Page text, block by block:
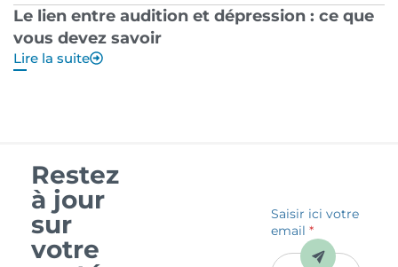
Le lien entre audition et dépression : ce que
vous devez savoir
Lire la suite
Restez
à jour
sur
votre
Saisir ici votre
email*
Envoyer